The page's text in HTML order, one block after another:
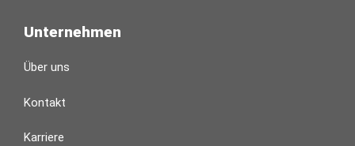
Unternehmen
Über uns
Kontakt
Karriere